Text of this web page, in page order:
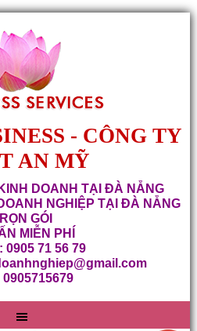
- CÔNG TY
AN MỸ
DOANH TẠI ĐÀ NẴNG
NGHIỆP TẠI ĐÀ NẴNG
GÓI
MIỄN PHÍ
0905 71 56 79